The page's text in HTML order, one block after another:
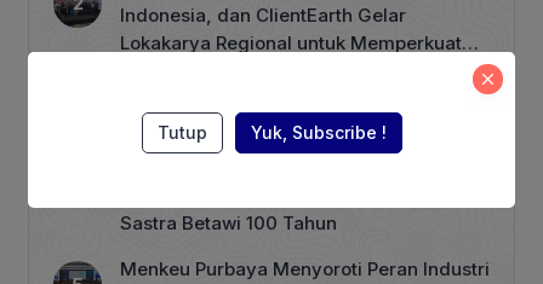
Indonesia, dan ClientEarth Gelar
Lokakarya Regional untuk Memperkuat
Pertamax Turbo Turun Rp 1000
Sastra Betawi 100 Tahun
Menkeu Purbaya Menyoroti Peran Industri
Tutup Yuk, Subscribe !